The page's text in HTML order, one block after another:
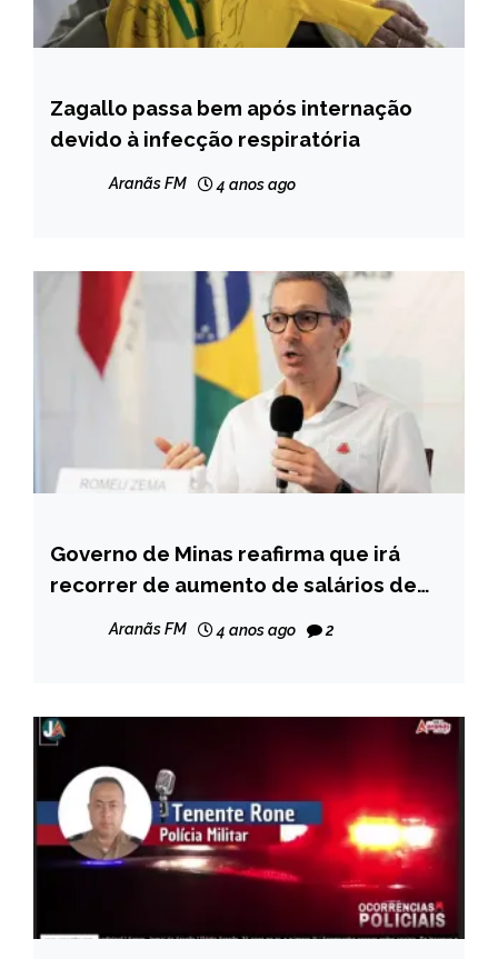
BRASIL
NOTÍCIAS
Zagallo passa bem após internação
devido à infecção respiratória
Aranãs FM 4 anos ago
MINAS
GERAIS
NOTÍCIAS
Governo de Minas reafirma que irá
recorrer de aumento de salários de
Aranãs FM 4 anos ago 2